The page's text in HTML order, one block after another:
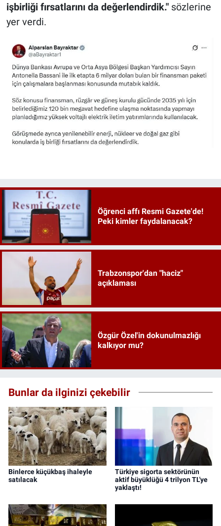
işbirliği fırsatlarını da değerlendirdik." sözlerine
yer verdi.
Öğrenci affı Resmi Gazete'de!
Peki kimler faydalanacak?
Trabzonspor'dan "haciz"
açıklaması
Özgür Özel'in dokunulmazlığı
kalkıyor mu?
Bunlar da ilginizi çekebilir
Binlerce küçükbaş ihaleyle
satılacak
Türkiye sigorta sektörünün
aktif büyüklüğü 4 trilyon TL'ye
yaklaştı!